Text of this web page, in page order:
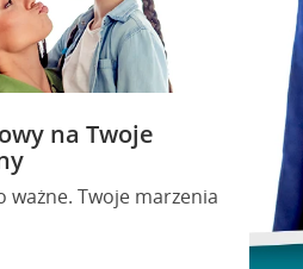
na Twoje
ważne. Twoje marzenia